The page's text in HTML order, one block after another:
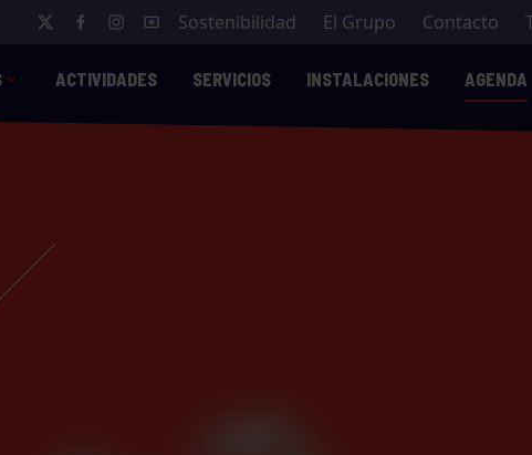
Sostenibilidad El Grupo Contacto
ACTIVIDADES SERVICIOS INSTALACIONES AGENDA